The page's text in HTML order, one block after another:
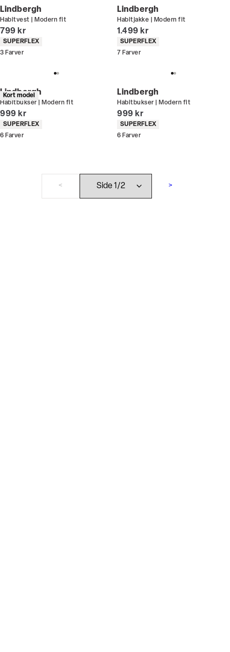
Lindbergh
Habitvest | Modern fit
I alt (inkl. rabat)
799 kr
Produkt egenskaber
SUPERFLEX
3 Farver
Lindbergh
Habitjakke | Modern fit
I alt (inkl. rabat)
1.499 kr
Produkt egenskaber
SUPERFLEX
7 Farver
Kort model
Lindbergh
Habitbukser | Modern fit
I alt (inkl. rabat)
999 kr
Produkt egenskaber
SUPERFLEX
6 Farver
Lindbergh
Habitbukser | Modern fit
I alt (inkl. rabat)
999 kr
Produkt egenskaber
SUPERFLEX
6 Farver